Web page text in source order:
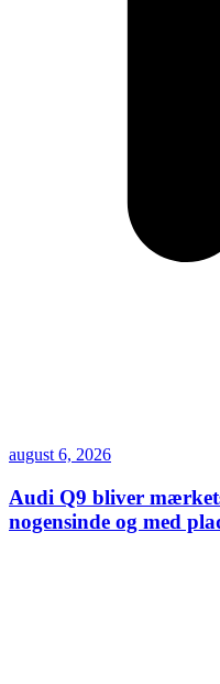
august 6, 2026
Audi Q9 bliver
nogensinde og med